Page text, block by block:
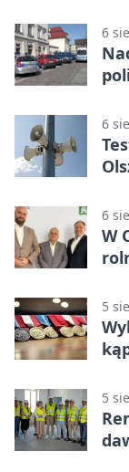
6
6
6
W
5
5